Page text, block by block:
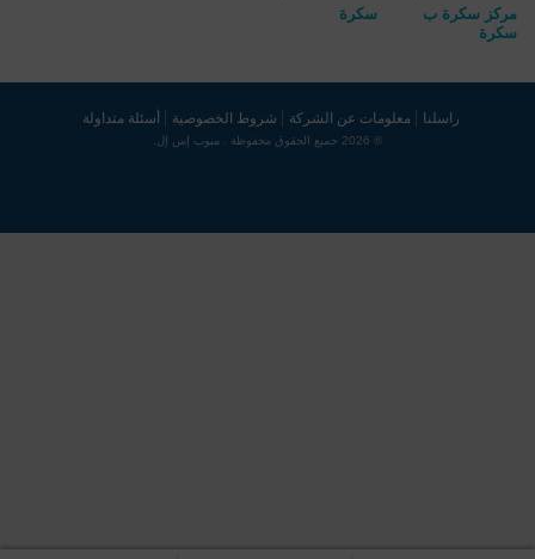
مركز سكرة ب
سكرة
سكرة
راسلنا معلومات عن الشركة شروط الخصوصية أسئلة متداولة
© 2026 جميع الحقوق محفوظة . مبوب إس إل.